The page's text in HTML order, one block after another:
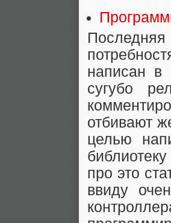
написан в
сугубо
отбивают
целью
про это
ввиду